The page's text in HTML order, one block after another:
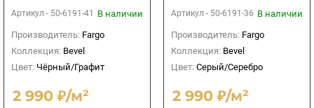
Артикул - 50-6191-41
В наличии
Производитель: Fargo
Коллекция: Bevel
Цвет: Чёрный/Графит
2 990 ₽/м²
Артикул - 50-6191-36 В наличии
Производитель: Fargo
Коллекция: Bevel
Цвет: Серый/Серебро
2 990 ₽/м²